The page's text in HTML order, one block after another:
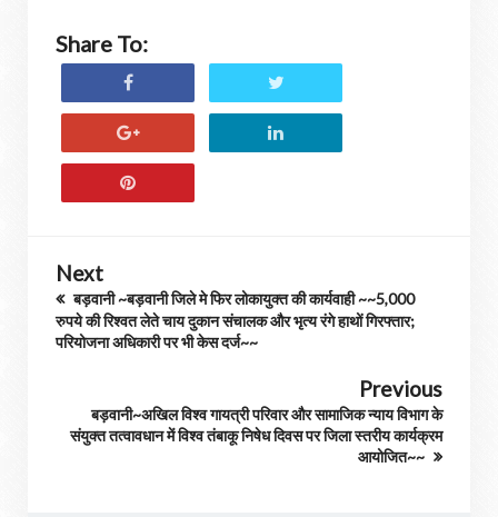
Share To:
Next
बड़वानी ~बड़वानी जिले मे फिर लोकायुक्त की कार्यवाही ~~5,000
रुपये की रिश्वत लेते चाय दुकान संचालक और भृत्य रंगे हाथों गिरफ्तार;
परियोजना अधिकारी पर भी केस दर्ज~~
Previous
बड़वानी~अखिल विश्व गायत्री परिवार और सामाजिक न्याय विभाग के
संयुक्त तत्वावधान में विश्व तंबाकू निषेध दिवस पर जिला स्तरीय कार्यक्रम
आयोजित~~